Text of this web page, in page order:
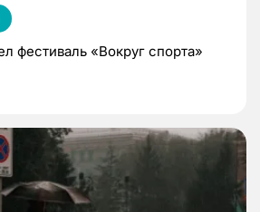
фестиваль «Вокруг спорта»